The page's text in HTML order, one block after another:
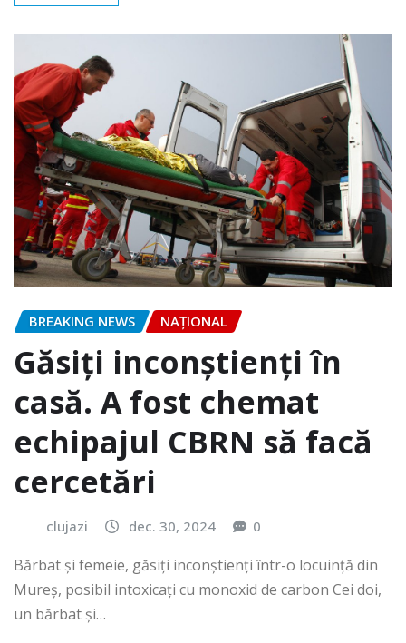
BREAKING NEWS NAŢIONAL
Găsiți inconștienți în
casă. A fost chemat
echipajul CBRN să facă
cercetări
clujazi dec. 30, 2024 0
Bărbat și femeie, găsiți inconștienți într-o locuință din
Mureș, posibil intoxicați cu monoxid de carbon Cei doi,
un bărbat şi…